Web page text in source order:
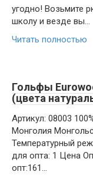
угодно! Возьмите
школу и везде вы…
Читать полностью
Гольфы
(цвета
Артикул: 08003
Монголия
Температурный
для опта: 1 Цена
опт:161…